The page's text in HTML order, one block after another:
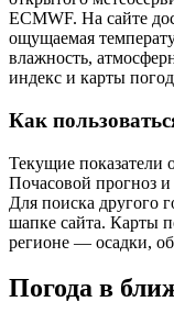
ECMWF. На сайте
ощущаемая
влажность,
индекс и карты
Как
Текущие показатели
Почасовой прогноз
Для поиска другого
шапке сайта. Карты
регионе — осадки,
Погода в